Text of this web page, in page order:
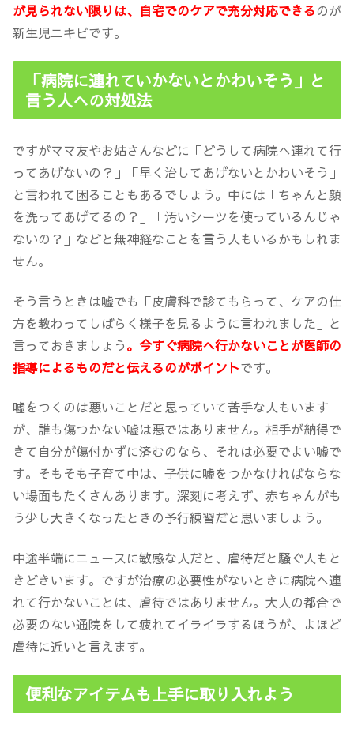
が見られない限りは、自宅でのケアで充分対応できるのが
新生児ニキビです。
「病院に連れていかないとかわいそう」と
言う人への対処法
ですがママ友やお姑さんなどに「どうして病院へ連れて行
ってあげないの？」「早く治してあげないとかわいそう」
と言われて困ることもあるでしょう。中には「ちゃんと顔
を洗ってあげてるの？」「汚いシーツを使っているんじゃ
ないの？」などと無神経なことを言う人もいるかもしれま
せん。
そう言うときは嘘でも「皮膚科で診てもらって、ケアの仕
方を教わってしばらく様子を見るように言われました」と
言っておきましょう。今すぐ病院へ行かないことが医師の
指導によるものだと伝えるのがポイントです。
嘘をつくのは悪いことだと思っていて苦手な人もいます
が、誰も傷つかない嘘は悪ではありません。相手が納得で
きて自分が傷付かずに済むのなら、それは必要でよい嘘で
す。そもそも子育て中は、子供に嘘をつかなければならな
い場面もたくさんあります。深刻に考えず、赤ちゃんがも
う少し大きくなったときの予行練習だと思いましょう。
中途半端にニュースに敏感な人だと、虐待だと騒ぐ人もと
きどきいます。ですが治療の必要性がないときに病院へ連
れて行かないことは、虐待ではありません。大人の都合で
必要のない通院をして疲れてイライラするほうが、よほど
虐待に近いと言えます。
便利なアイテムも上手に取り入れよう